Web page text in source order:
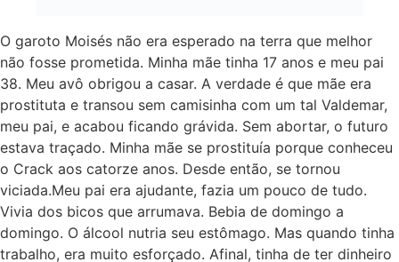
O garoto Moisés não era esperado na terra que melhor
não fosse prometida. Minha mãe tinha 17 anos e meu pai
38. Meu avô obrigou a casar. A verdade é que mãe era
prostituta e transou sem camisinha com um tal Valdemar,
meu pai, e acabou ficando grávida. Sem abortar, o futuro
estava traçado. Minha mãe se prostituía porque conheceu
o Crack aos catorze anos. Desde então, se tornou
viciada.Meu pai era ajudante, fazia um pouco de tudo.
Vivia dos bicos que arrumava. Bebia de domingo a
domingo. O álcool nutria seu estômago. Mas quando tinha
trabalho, era muito esforçado. Afinal, tinha de ter dinheiro